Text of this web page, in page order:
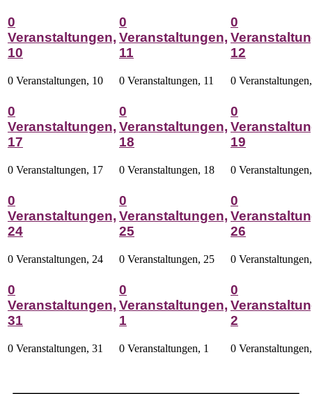
0
Veranstaltungen,
10
0 Veranstaltungen, 10
0
Veranstaltungen,
11
0 Veranstaltungen, 11
0
12
0
0
Veranstaltungen,
17
0 Veranstaltungen, 17
0
Veranstaltungen,
18
0 Veranstaltungen, 18
0
19
0
0
Veranstaltungen,
24
0 Veranstaltungen, 24
0
Veranstaltungen,
25
0 Veranstaltungen, 25
0
26
0
0
Veranstaltungen,
31
0 Veranstaltungen, 31
0
Veranstaltungen,
1
0 Veranstaltungen, 1
0
2
0